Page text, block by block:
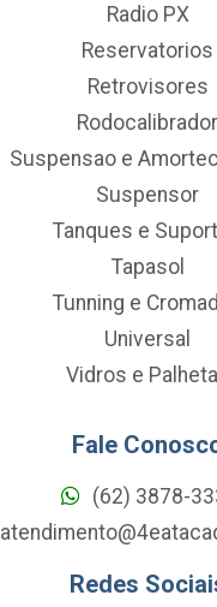
Radio PX
Reservatorios
Retrovisores
Rodocalibrador
Suspensao e
Suspensor
Tanques e
Tapasol
Tunning e
Universal
Vidros e
Fale
(62) 3878-
Redes